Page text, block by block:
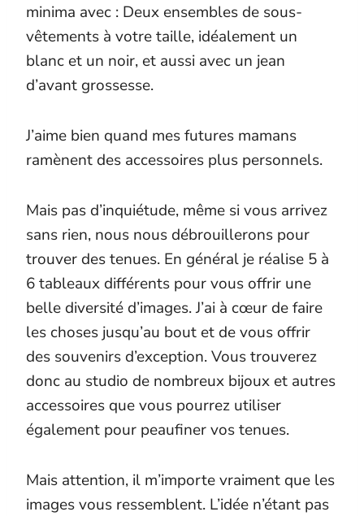
minima avec : Deux ensembles de sous-
vêtements à votre taille, idéalement un
blanc et un noir, et aussi avec un jean
d’avant grossesse.
J’aime bien quand mes futures mamans
ramènent des accessoires plus personnels.
Mais pas d’inquiétude, même si vous arrivez
sans rien, nous nous débrouillerons pour
trouver des tenues. En général je réalise 5 à
6 tableaux différents pour vous offrir une
belle diversité d’images. J’ai à cœur de faire
les choses jusqu’au bout et de vous offrir
des souvenirs d’exception. Vous trouverez
donc au studio de nombreux bijoux et autres
accessoires que vous pourrez utiliser
également pour peaufiner vos tenues.
Mais attention, il m’importe vraiment que les
images vous ressemblent. L’idée n’étant pas